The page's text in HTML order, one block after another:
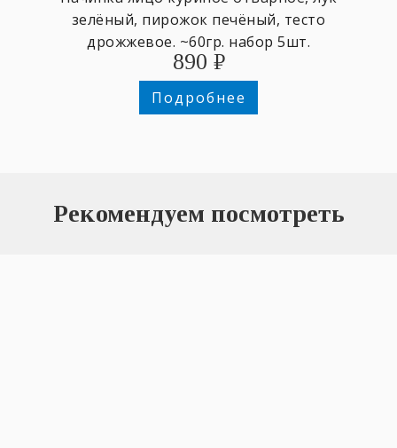
зелёный, пирожок печёный, тесто
дрожжевое. ~60гр. набор 5шт.
890 ₽
Подробнее
Рекомендуем посмотреть